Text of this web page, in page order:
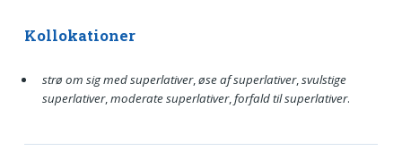
Kollokationer
strø om sig med superlativer,øse af superlativer,svulstige
superlativer,moderate superlativer,forfald til superlativer.